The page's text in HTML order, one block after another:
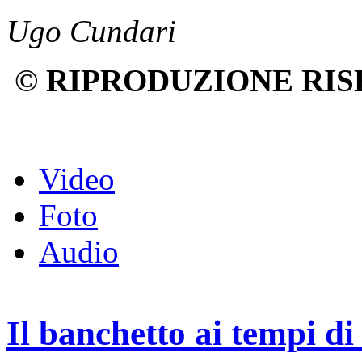
Ugo Cundari
© RIPRODUZIONE
Video
Foto
Audio
Il banchetto ai tempi di